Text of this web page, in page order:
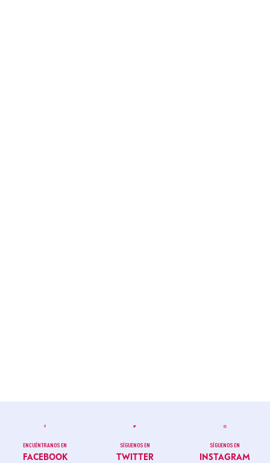
ENCUÉNTRANOS EN
FACEBOOK
SÍGUENOS EN
TWITTER
SÍGUENOS EN
INSTAGRAM